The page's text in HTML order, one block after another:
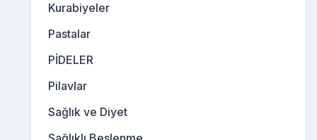
Kurabiyeler
Pastalar
PİDELER
Pilavlar
Sağlık ve Diyet